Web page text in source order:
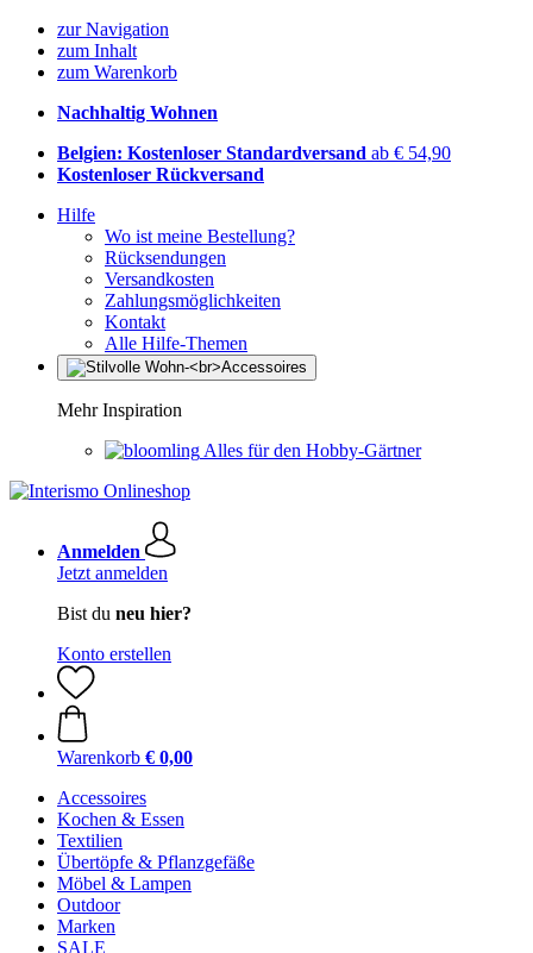
zur Navigation
zum Inhalt
zum Warenkorb
Nachhaltig Wohnen
Belgien: Kostenloser Standardversand ab € 54,90
Kostenloser Rückversand
Hilfe
Wo ist meine Bestellung?
Rücksendungen
Versandkosten
Zahlungsmöglichkeiten
Kontakt
Alle Hilfe-Themen
Mehr Inspiration
Alles für den Hobby-Gärtner
Anmelden
Jetzt anmelden
Bist du neu hier?
Konto erstellen
Warenkorb € 0,00
Accessoires
Kochen & Essen
Textilien
Übertöpfe & Pflanzgefäße
Möbel & Lampen
Outdoor
Marken
SALE